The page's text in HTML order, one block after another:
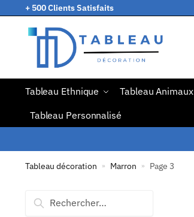
+ 500 Clients Satisfaits
Tableau Ethnique Tableau Animaux
Tableau Personnalisé
Tableau décoration » Marron » Page 3